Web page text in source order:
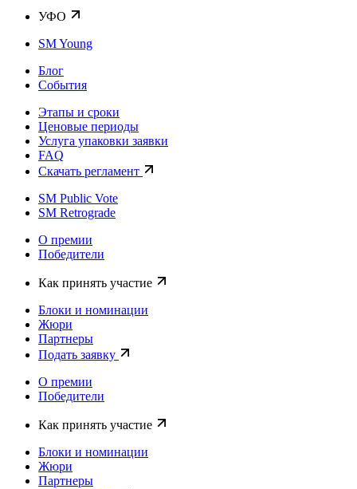
УФО
SM Young
Блог
События
Этапы и сроки
Ценовые периоды
Услуга упаковки заявки
FAQ
Скачать регламент
SM Public Vote
SM Retrograde
О премии
Победители
Как принять участие
Блоки и номинации
Жюри
Партнеры
Подать заявку
О премии
Победители
Как принять участие
Блоки и номинации
Жюри
Партнеры